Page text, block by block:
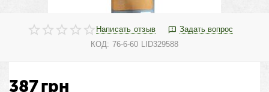
Написать отзыв
Задать вопрос
КОД: 76-6-60 LID329588
387грн